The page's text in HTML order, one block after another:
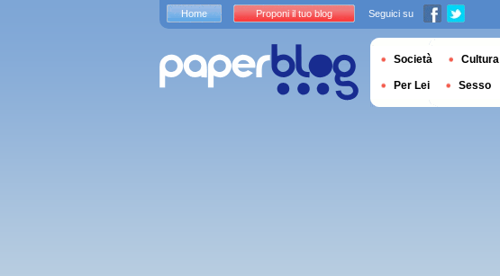
Home Proponi il tuo blog Seguici su
Società Cultura
Per Lei Sesso